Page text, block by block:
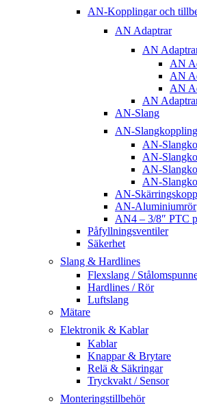
AN-Kopplingar och
AN Adaptrar
AN
AN
AN
AN
AN
AN-Slang
AN-
AN-
AN-
AN-
AN-
AN-
AN-Aluminiumrör
AN4 – 3/8″ PTC
Påfyllningsventiler
Säkerhet
Slang & Hardlines
Flexslang /
Hardlines / Rör
Luftslang
Mätare
Elektronik & Kablar
Kablar
Knappar & Brytare
Relä & Säkringar
Tryckvakt / Sensor
Monteringstillbehör